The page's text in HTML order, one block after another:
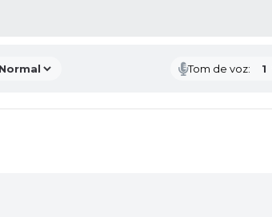
Tom de voz: